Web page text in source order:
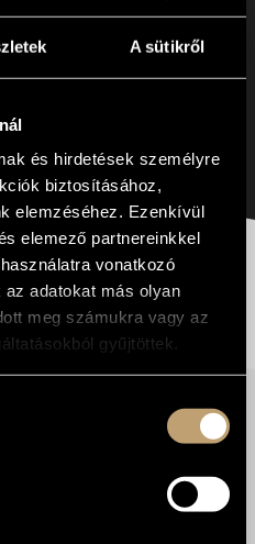
A sütikről
és hirdetések személyre
biztosításához,
elemzéséhez. Ezenkívül
elemező partnereinkkel
vonatkozó
adatokat más olyan
meg számukra vagy az
gyűjtöttek.
ZENE
LENDVAI ERNŐ 100 | A
TIZENKÉTFOKÚ ZENE
ARCHITEKTÚRÁJA -
KONFERENCIA - 2. RÉSZ